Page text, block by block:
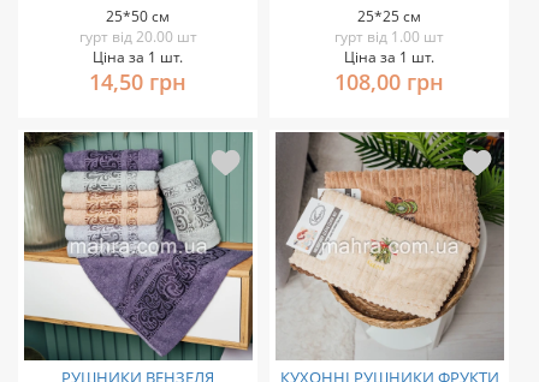
25*50 см
гурт від 20.00 шт
Ціна за 1 шт.
14,50 грн
25*25 см
гурт від 1.00 шт
Ціна за 1 шт.
108,00 грн
РУШНИКИ ВЕНЗЕЛЯ КУХОННІ РУШНИКИ ФРУКТИ